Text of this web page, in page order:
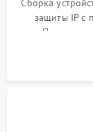
Сборка
защиты IP с
абсолютно